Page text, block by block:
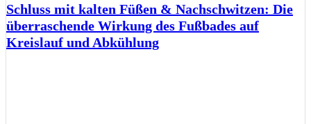
Schluss mit kalten Füßen & Nachschwitzen: Die
überraschende Wirkung des Fußbades auf
Kreislauf und Abkühlung